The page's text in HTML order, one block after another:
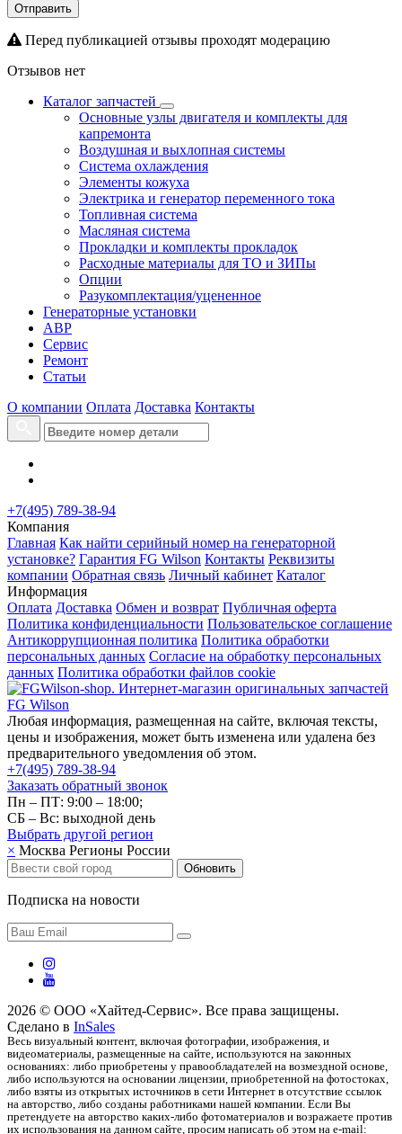
Отправить
Перед публикацией отзывы проходят модерацию
Отзывов нет
Каталог запчастей
Основные узлы двигателя и комплекты для
капремонта
Воздушная и выхлопная системы
Система охлаждения
Элементы кожуха
Электрика и генератор переменного тока
Топливная система
Масляная система
Прокладки и комплекты прокладок
Расходные материалы для ТО и ЗИПы
Опции
Разукомплектация/уцененное
Генераторные установки
АВР
Сервис
Ремонт
Статьи
О компании Оплата Доставка Контакты
+7(495) 789-38-94
Компания
Главная Как найти серийный номер на генераторной
установке? Гарантия FG Wilson Контакты Реквизиты
компании Обратная связь Личный кабинет Каталог
Информация
Оплата Доставка Обмен и возврат Публичная оферта
Политика конфиденциальности Пользовательское соглашение
Антикоррупционная политика Политика обработки
персональных данных Согласие на обработку персональных
данных Политика обработки файлов cookie
Любая информация, размещенная на сайте, включая тексты,
цены и изображения, может быть изменена или удалена без
предварительного уведомления об этом.
+7(495) 789-38-94
Заказать обратный звонок
Пн – ПТ: 9:00 – 18:00;
СБ – Вс: выходной день
Выбрать другой регион
× Москва Регионы России
Обновить
Подписка на новости
2026 © ООО «Хайтед-Сервис». Все права защищены.
Сделано в InSales
Весь визуальный контент, включая фотографии, изображения, и
видеоматериалы, размещенные на сайте, используются на законных
основаниях: либо приобретены у правообладателей на возмездной основе,
либо используются на основании лицензии, приобретенной на фотостоках,
либо взяты из открытых источников в сети Интернет в отсутствие ссылок
на авторство, либо созданы работниками нашей компании. Если Вы
претендуете на авторство каких-либо фотоматериалов и возражаете против
их использования на данном сайте, просим написать об этом на e-mail: